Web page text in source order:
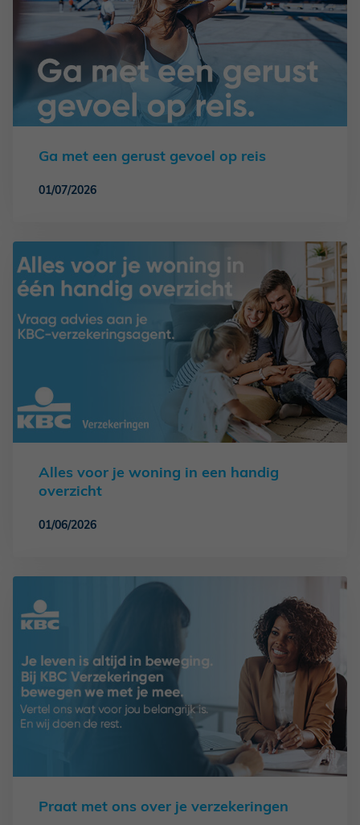
Ga met een gerust gevoel op reis
01/07/2026
Alles voor je woning in een handig
overzicht
01/06/2026
Praat met ons over je verzekeringen